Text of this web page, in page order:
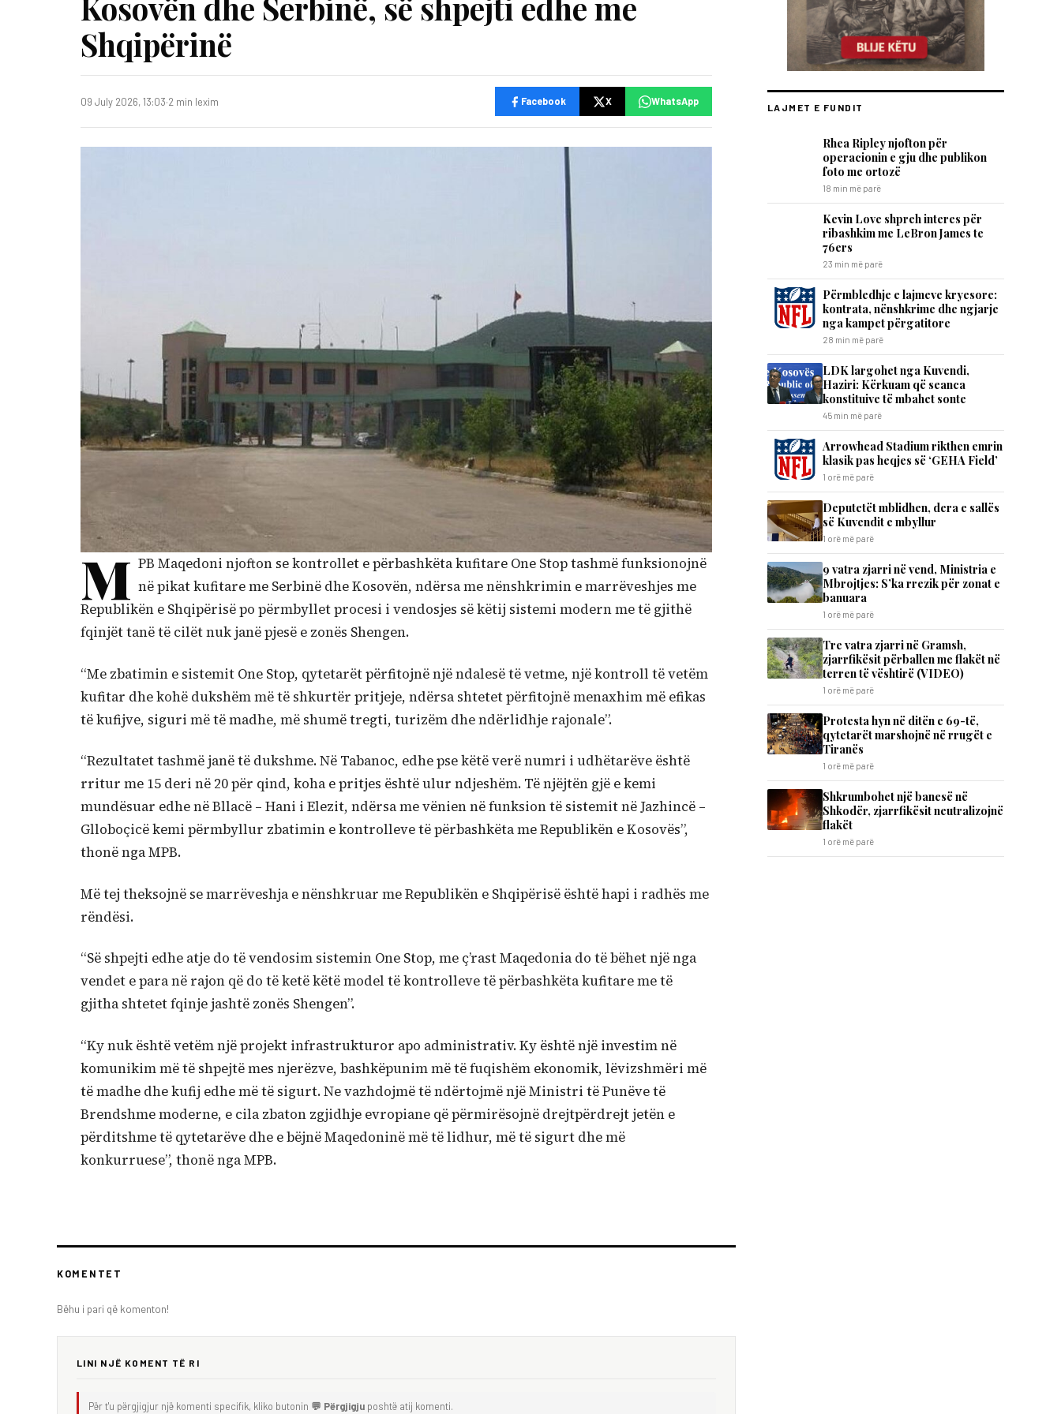
Shqipërinë
09 July 2026, 13:03·2 min lexim Facebook X WhatsApp
M PB Maqedoni njofton se kontrollet e përbashkëta kufitare One Stop tashmë funksionojnë
në pikat kufitare me Serbinë dhe Kosovën, ndërsa me nënshkrimin e marrëveshjes me
Republikën e Shqipërisë po përmbyllet procesi i vendosjes së këtij sistemi modern me të gjithë
fqinjët tanë të cilët nuk janë pjesë e zonës Shengen.
“Me zbatimin e sistemit One Stop, qytetarët përfitojnë një ndalesë të vetme, një kontroll të vetëm
kufitar dhe kohë dukshëm më të shkurtër pritjeje, ndërsa shtetet përfitojnë menaxhim më efikas
të kufijve, siguri më të madhe, më shumë tregti, turizëm dhe ndërlidhje rajonale”.
“Rezultatet tashmë janë të dukshme. Në Tabanoc, edhe pse këtë verë numri i udhëtarëve është
rritur me 15 deri në 20 për qind, koha e pritjes është ulur ndjeshëm. Të njëjtën gjë e kemi
mundësuar edhe në Bllacë – Hani i Elezit, ndërsa me vënien në funksion të sistemit në Jazhincë –
Glloboçicë kemi përmbyllur zbatimin e kontrolleve të përbashkëta me Republikën e Kosovës”,
thonë nga MPB.
Më tej theksojnë se marrëveshja e nënshkruar me Republikën e Shqipërisë është hapi i radhës me
rëndësi.
“Së shpejti edhe atje do të vendosim sistemin One Stop, me ç’rast Maqedonia do të bëhet një nga
vendet e para në rajon që do të ketë këtë model të kontrolleve të përbashkëta kufitare me të
gjitha shtetet fqinje jashtë zonës Shengen”.
“Ky nuk është vetëm një projekt infrastrukturor apo administrativ. Ky është një investim në
komunikim më të shpejtë mes njerëzve, bashkëpunim më të fuqishëm ekonomik, lëvizshmëri më
të madhe dhe kufij edhe më të sigurt. Ne vazhdojmë të ndërtojmë një Ministri të Punëve të
Brendshme moderne, e cila zbaton zgjidhje evropiane që përmirësojnë drejtpërdrejt jetën e
përditshme të qytetarëve dhe e bëjnë Maqedoninë më të lidhur, më të sigurt dhe më
konkurruese”, thonë nga MPB.
KOMENTET
Bëhu i pari që komenton!
LINI NJË KOMENT TË RI
Për t'u përgjigjur një komenti specifik, kliko butonin 💬 Përgjigju poshtë atij komenti.
LAJMET E FUNDIT
Rhea Ripley njofton për
operacionin e gju dhe publikon
foto me ortozë
18 min më parë
Kevin Love shpreh interes për
ribashkim me LeBron James te
76ers
23 min më parë
Përmbledhje e lajmeve kryesore:
kontrata, nënshkrime dhe ngjarje
nga kampet përgatitore
28 min më parë
LDK largohet nga Kuvendi,
Haziri: Kërkuam që seanca
konstituive të mbahet sonte
45 min më parë
Arrowhead Stadium rikthen emrin
klasik pas heqjes së ‘GEHA Field’
1 orë më parë
Deputetët mblidhen, dera e sallës
së Kuvendit e mbyllur
1 orë më parë
9 vatra zjarri në vend, Ministria e
Mbrojtjes: S’ka rrezik për zonat e
banuara
1 orë më parë
Tre vatra zjarri në Gramsh,
zjarrfikësit përballen me flakët në
terren të vështirë (VIDEO)
1 orë më parë
Protesta hyn në ditën e 69-të,
qytetarët marshojnë në rrugët e
Tiranës
1 orë më parë
Shkrumbohet një banesë në
Shkodër, zjarrfikësit neutralizojnë
flakët
1 orë më parë